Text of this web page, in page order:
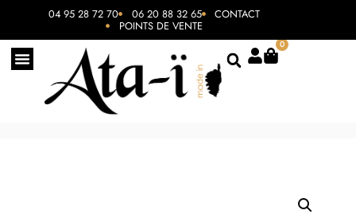
04 95 28 72 70 06 20 88 32 65 CONTACT
POINTS DE VENTE
0